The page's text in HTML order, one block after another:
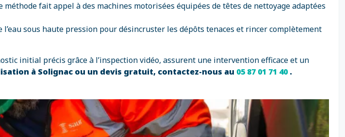
fait appel à des machines motorisées équipées de têtes de nettoyage adaptées
l’eau sous haute pression pour désincruster les dépôts tenaces et rincer complètement
initial précis grâce à l’inspection vidéo, assurent une intervention efficace et un
à Solignac ou un devis gratuit, contactez-nous au 05 87 01 71 40.